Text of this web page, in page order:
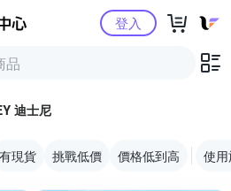
Yahoo購物中心登入
迪士尼
有現貨 挑戰低價 價格低到高 使